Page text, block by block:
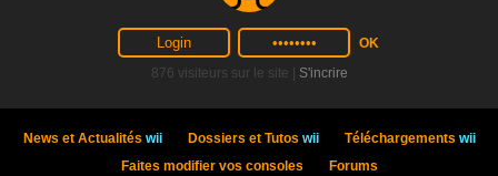
876 visiteurs sur le site | S'incrire
News et Actualités wii Dossiers et Tutos wii Téléchargements wii
Faites modifier vos consoles
Forums